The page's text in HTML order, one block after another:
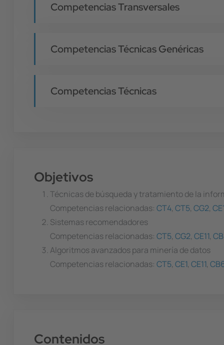
Competencias Transversales
Competencias Técnicas Genéricas
Competencias Técnicas
Objetivos
Técnicas de búsqueda y tratamiento de la
Competencias relacionadas: CT4, CT5, CG2,
Sistemas recomendadores
Competencias relacionadas: CT5, CG2, CE11,
Algoritmos avanzados para minería de datos
Competencias relacionadas: CT5, CE1, CE11,
Contenidos